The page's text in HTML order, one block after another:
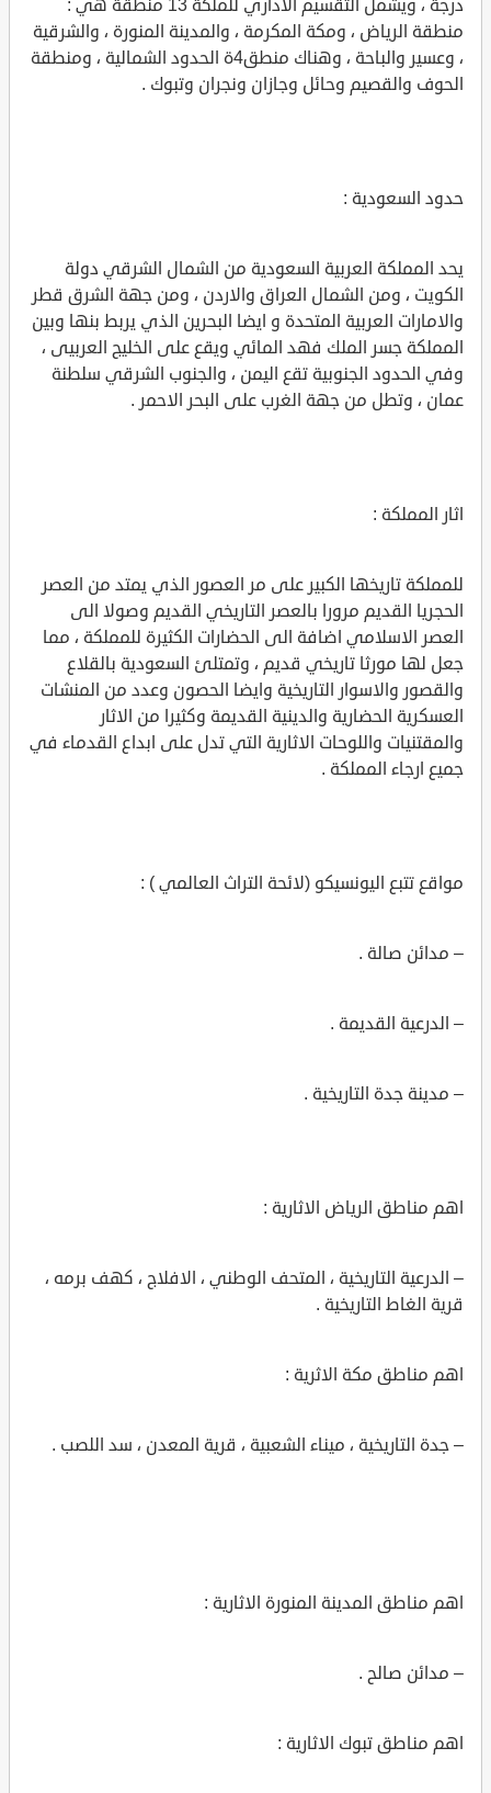
درجة ، ويشمل التقسيم الاداري للملكة 13 منطقة هي :
منطقة الرياض ، ومكة المكرمة ، والمدينة المنورة ، والشرقية
، وعسير والباحة ، وهناك منطق4ة الحدود الشمالية ، ومنطقة
الحوف والقصيم وحائل وجازان ونجران وتبوك .
حدود السعودية :
يحد المملكة العربية السعودية من الشمال الشرقي دولة
الكويت ، ومن الشمال العراق والاردن ، ومن جهة الشرق قطر
والامارات العربية المتحدة و ايضا البحرين الذي يربط بنها وبين
المملكة جسر الملك فهد المائي ويقع على الخليج العربيى ،
وفي الحدود الجنوبية تقع اليمن ، والجنوب الشرقي سلطنة
عمان ، وتطل من جهة الغرب على البحر الاحمر .
اثار المملكة :
للمملكة تاريخها الكبير على مر العصور الذي يمتد من العصر
الحجريا القديم مرورا بالعصر التاريخي القديم وصولا الى
العصر الاسلامي اضافة الى الحضارات الكثيرة للمملكة ، مما
جعل لها مورثا تاريخي قديم ، وتمتلئ السعودية بالقلاع
والقصور والاسوار التاريخية وايضا الحصون وعدد من المنشات
العسكرية الحضارية والدينية القديمة وكثيرا من الاثار
والمقتنيات واللوحات الاثارية التي تدل على ابداع القدماء في
جميع ارجاء المملكة .
مواقع تتبع اليونسيكو (لائحة التراث العالمي ) :
– مدائن صالة .
– الدرعية القديمة .
– مدينة جدة التاريخية .
اهم مناطق الرياض الاثارية :
– الدرعية التاريخية ، المتحف الوطني ، الافلاج ، كهف برمه ،
قرية الغاط التاريخية .
اهم مناطق مكة الاثرية :
– جدة التاريخية ، ميناء الشعبية ، قرية المعدن ، سد اللصب .
اهم مناطق المدينة المنورة الاثارية :
– مدائن صالح .
اهم مناطق تبوك الاثارية :